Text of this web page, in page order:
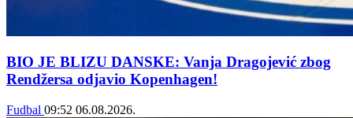
BIO JE BLIZU DANSKE: Vanja Dragojević zbog
Rendžersa odjavio Kopenhagen!
Fudbal 09:52 06.08.2026.